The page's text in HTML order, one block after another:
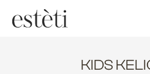
KIDS